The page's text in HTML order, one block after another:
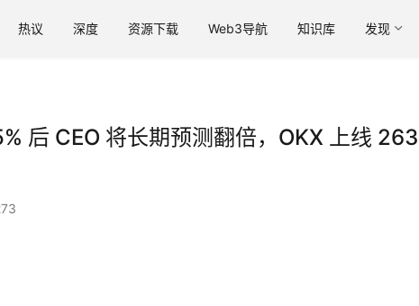
热议 深度 资源下载 Web3导航 知识库 发现
后 CEO 将长期预测翻倍，OKX 上线 263